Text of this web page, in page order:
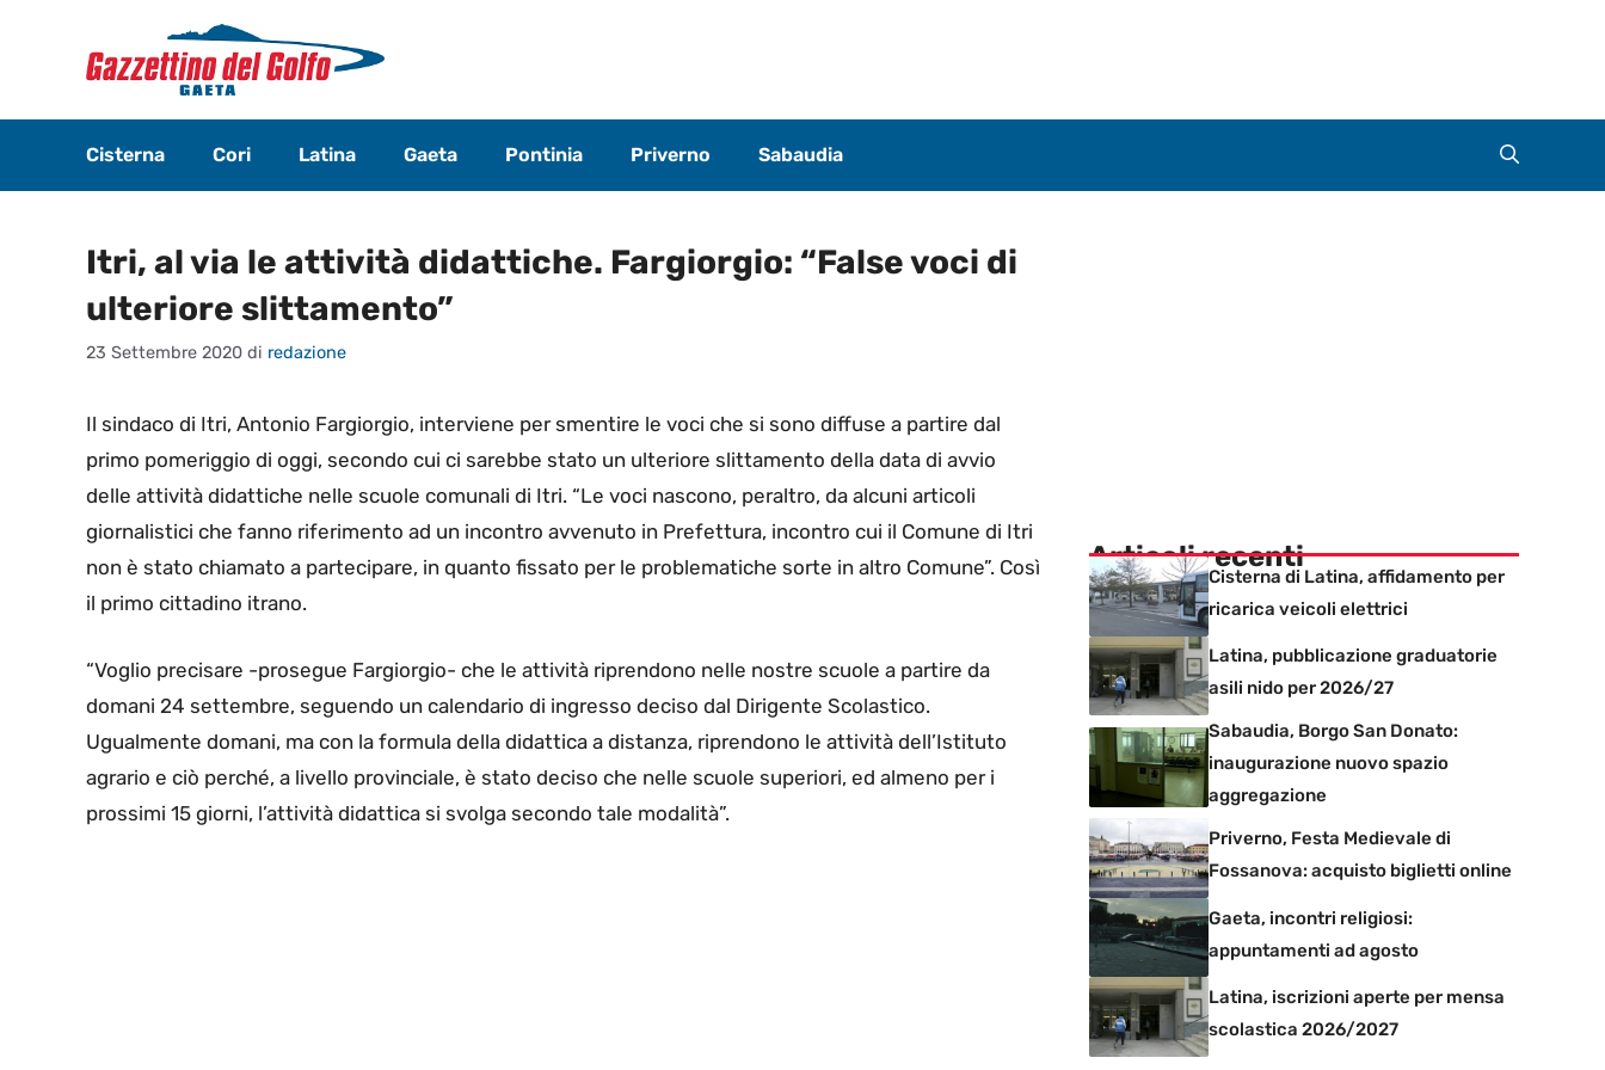
contenuto
Cisterna Cori Latina Gaeta Pontinia Priverno Sabaudia
Itri, al via le attività didattiche. Fargiorgio: “False voci di
ulteriore slittamento”
23 Settembre 2020 di redazione
Il sindaco di Itri, Antonio Fargiorgio, interviene per smentire le voci che si sono diffuse a partire dal
primo pomeriggio di oggi, secondo cui ci sarebbe stato un ulteriore slittamento della data di avvio
delle attività didattiche nelle scuole comunali di Itri. “Le voci nascono, peraltro, da alcuni articoli
giornalistici che fanno riferimento ad un incontro avvenuto in Prefettura, incontro cui il Comune di Itri
non è stato chiamato a partecipare, in quanto fissato per le problematiche sorte in altro Comune”. Così
il primo cittadino itrano.
“Voglio precisare -prosegue Fargiorgio- che le attività riprendono nelle nostre scuole a partire da
domani 24 settembre, seguendo un calendario di ingresso deciso dal Dirigente Scolastico.
Ugualmente domani, ma con la formula della didattica a distanza, riprendono le attività dell’Istituto
agrario e ciò perché, a livello provinciale, è stato deciso che nelle scuole superiori, ed almeno per i
prossimi 15 giorni, l’attività didattica si svolga secondo tale modalità”.
Articoli recenti
Cisterna di Latina, affidamento per
ricarica veicoli elettrici
Latina, pubblicazione graduatorie
asili nido per 2026/27
Sabaudia, Borgo San Donato:
inaugurazione nuovo spazio
aggregazione
Priverno, Festa Medievale di
Fossanova: acquisto biglietti online
Gaeta, incontri religiosi:
appuntamenti ad agosto
Latina, iscrizioni aperte per mensa
scolastica 2026/2027